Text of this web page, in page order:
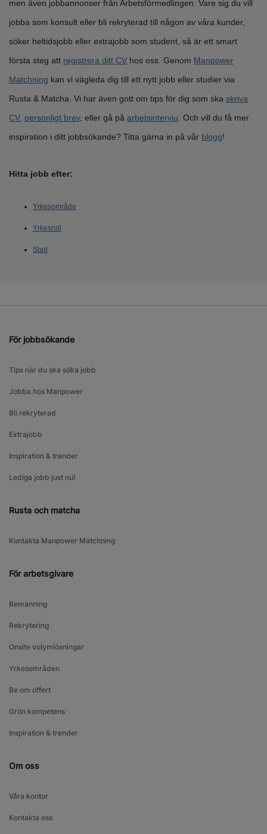
men även jobbannonser från Arbetsförmedlingen. Vare sig du vill
jobba som konsult eller bli rekryterad till någon av våra kunder,
söker heltidsjobb eller extrajobb som student, så är ett smart
första steg att registrera ditt CV hos oss. Genom Manpower
Matchning kan vi vägleda dig till ett nytt jobb eller studier via
Rusta & Matcha. Vi har även gott om tips för dig som ska skriva
CV, personligt brev, eller gå på arbetsintervju . Och vill du få mer
inspiration i ditt jobbsökande? Titta gärna in på vår blogg!
Hitta jobb efter:
Yrkesområde
Yrkesroll
Stad
För jobbsökande
Tips när du ska söka jobb
Jobba hos Manpower
Bli rekryterad
Extrajobb
Inspiration & trender
Lediga jobb just nu!
Rusta och matcha
Kontakta Manpower Matchning
För arbetsgivare
Bemanning
Rekrytering
Onsite volymlösningar
Yrkesområden
Be om offert
Grön kompetens
Inspiration & trender
Om oss
Våra kontor
Kontakta oss